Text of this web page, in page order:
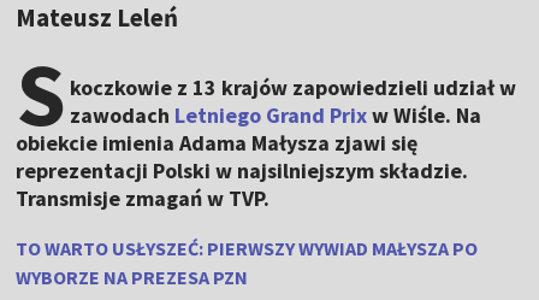
Mateusz Leleń
S koczkowie z 13 krajów zapowiedzieli udział w
zawodach Letniego Grand Prixw Wiśle. Na
obiekcie imienia Adama Małysza zjawi się
reprezentacji Polski w najsilniejszym składzie.
Transmisje zmagań w TVP.
TO WARTO USŁYSZEĆ: PIERWSZY WYWIAD MAŁYSZA PO
WYBORZE NA PREZESA PZN